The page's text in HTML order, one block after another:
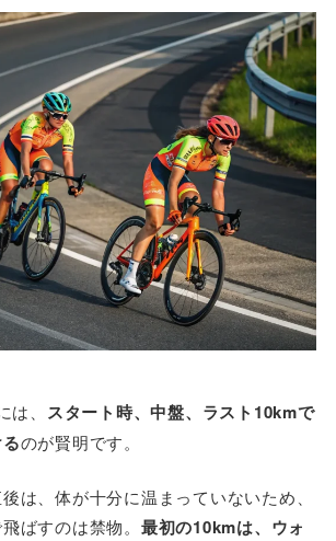
、 スタート時、中盤、ラスト10kmで
のが賢明です。
は、体が十分に温まっていないため、
ばすのは禁物。 最初の10kmは、ウォ